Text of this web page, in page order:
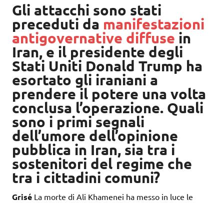
Gli attacchi sono stati
preceduti da manifestazioni
antigovernative diffuse in
Iran, e il presidente degli
Stati Uniti Donald Trump ha
esortato gli iraniani a
prendere il potere una volta
conclusa l’operazione. Quali
sono i primi segnali
dell’umore dell’opinione
pubblica in Iran, sia tra i
sostenitori del regime che
tra i cittadini comuni?
Grisé La morte di Ali Khamenei ha messo in luce le